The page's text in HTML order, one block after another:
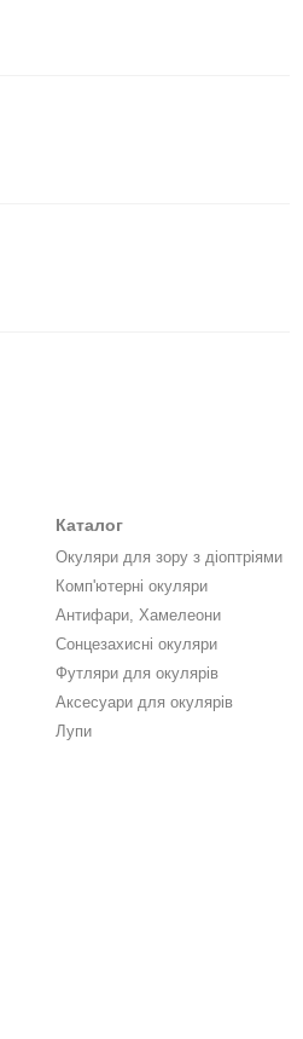
Каталог
Окуляри для зору з діоптріями
Комп'ютерні окуляри
Антифари, Хамелеони
Сонцезахисні окуляри
Футляри для окулярів
Аксесуари для окулярів
Лупи